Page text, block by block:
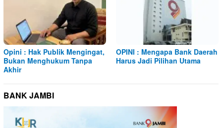
Opini : Hak Publik Mengingat,
Bukan Menghukum Tanpa
Akhir
OPINI : Mengapa Bank Daerah
Harus Jadi Pilihan Utama
BANK JAMBI